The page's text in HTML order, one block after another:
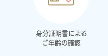
身分証明書による
ご年齢の確認